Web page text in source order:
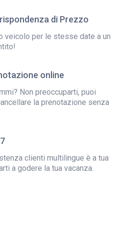
di Prezzo
veicolo per le stesse date a un
online
Non preoccuparti, puoi
la prenotazione senza
clienti multilingue è a tua
a godere la tua vacanza.